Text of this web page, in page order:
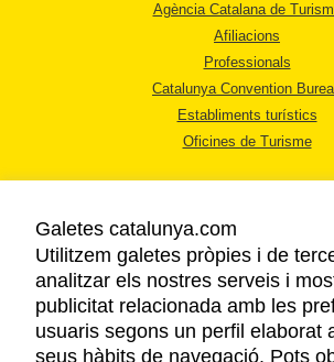
Agència Catalana de
Afiliacions
Professionals
Catalunya Convention
Establiments turístics
Oficines de Turisme
AVÍS LEGAL
POLÍTICA DE PRIVACITAT
COOKIES
Galetes catalunya.com
Utilitzem galetes pròpies i de
analitzar els nostres serveis i
publicitat relacionada amb les
usuaris segons un perfil elaborat
seus hàbits de navegació. Pots